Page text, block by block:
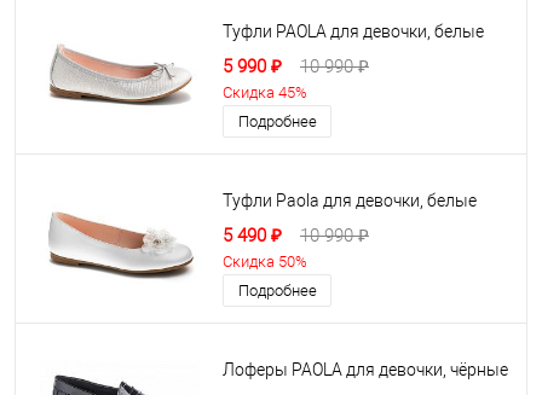
Туфли PAOLA для девочки, белые
5 990 ₽ 10 990 ₽
Скидка 45%
Подробнее
Туфли Paola для девочки, белые
5 490 ₽ 10 990 ₽
Скидка 50%
Подробнее
Лоферы PAOLA для девочки, чёрные